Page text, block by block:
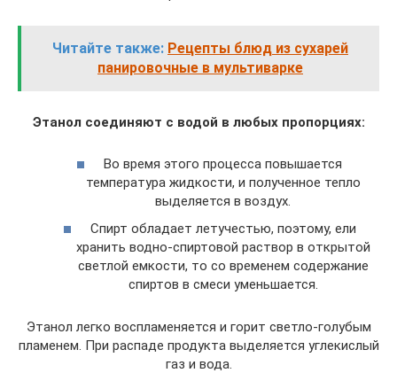
Читайте также: Рецепты блюд из сухарей
панировочные в мультиварке
Этанол соединяют с водой в любых пропорциях:
Во время этого процесса повышается
температура жидкости, и полученное тепло
выделяется в воздух.
Спирт обладает летучестью, поэтому, ели
хранить водно-спиртовой раствор в открытой
светлой емкости, то со временем содержание
спиртов в смеси уменьшается.
Этанол легко воспламеняется и горит светло-голубым
пламенем. При распаде продукта выделяется углекислый
газ и вода.